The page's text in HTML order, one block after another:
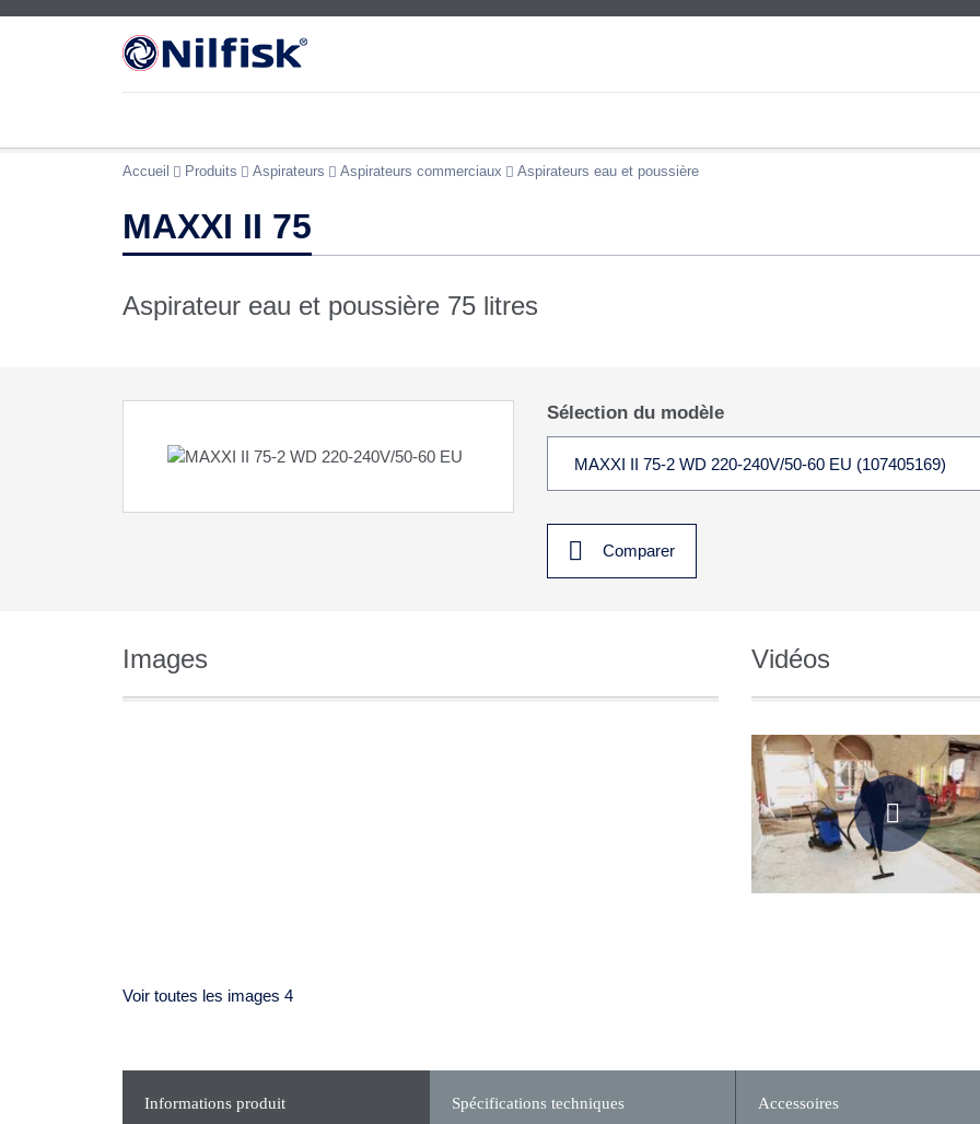
Accueil Produits Aspirateurs Aspirateurs commerciaux Aspirateurs eau et poussière
MAXXI II 75
Aspirateur eau et poussière 75 litres
Sélection du modèle
Comparer
Images
Voir toutes les images 4
Vidéos

Informations produit Spécifications techniques Accessoires